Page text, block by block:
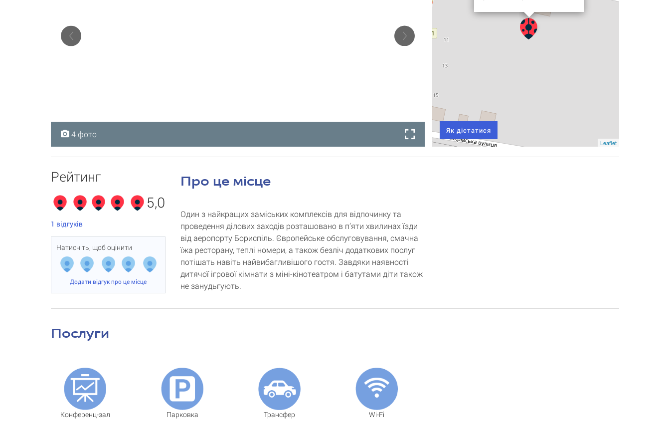
4 фото
4 фото
4 фото
4 фото
Leaflet
Як дістатися
Рейтинг
5,0
1 відгуків
Натисніть, щоб оцінити
Додати відгук про це місце
Про це місце
Один з найкращих заміських комплексів для відпочинку та
проведення ділових заходів розташовано в п’яти хвилинах їзди
від аеропорту Бориспіль. Європейське обслуговування, смачна
їжа ресторану, теплі номери, а також безліч додаткових послуг
потішать навіть найвибагливішого гостя. Завдяки наявності
дитячої ігрової кімнати з міні-кінотеатром і батутами діти також
не занудьгують.
Послуги
Конференц-зал Парковка Трансфер Wi-Fi